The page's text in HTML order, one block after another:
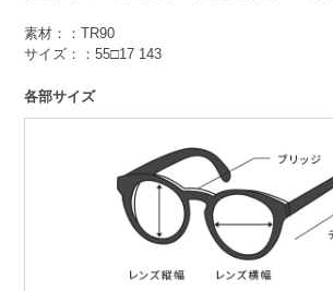
素材：：TR90
サイズ：：55□17 143
各部サイズ